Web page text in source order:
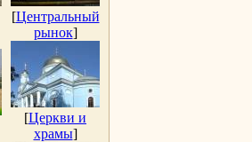
[Центральный
рынок]
[Церкви и
храмы]